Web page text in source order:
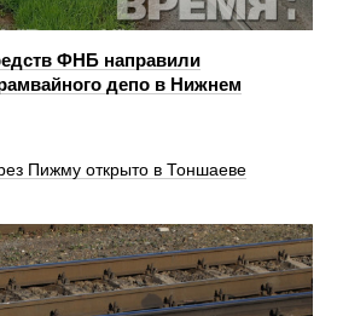
ФНБ направили
депо в Нижнем
Пижму открыто в Тоншаеве